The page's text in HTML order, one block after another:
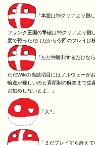
「本題は神クリアより難
フランク王国の撃破は神クリアより難
度で戦っただけだから今回のプレイは
「ただ神勝利するだけな
ただWikiの当該項目にはノルウェーが
輸送が難しいのと寡頭制の解禁まで生
お勧めしないとよ。」
「人?」
「まだプレイすら終え